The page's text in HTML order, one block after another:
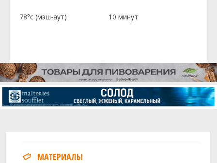
78°c (мэш-аут) 10 минут
МАТЕРИАЛЫ